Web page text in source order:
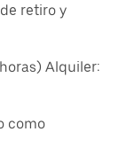
retiro y
Alquiler:
como